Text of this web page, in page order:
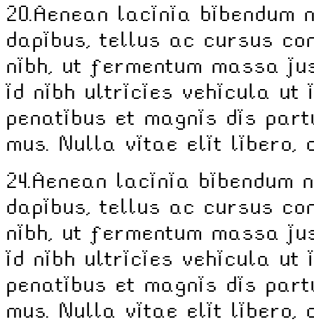
20.Aenean lacinia bibendum
dapibus, tellus ac cursus
nibh, ut fermentum massa
id nibh ultricies vehicula ut
penatibus et magnis dis
mus. Nulla vitae elit libero,
24.Aenean lacinia bibendum
dapibus, tellus ac cursus
nibh, ut fermentum massa
id nibh ultricies vehicula ut
penatibus et magnis dis
mus. Nulla vitae elit libero,